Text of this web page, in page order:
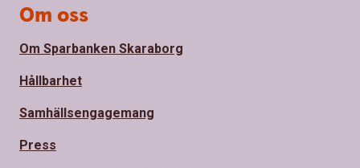
Om oss
Om Sparbanken Skaraborg
Hållbarhet
Samhällsengagemang
Press